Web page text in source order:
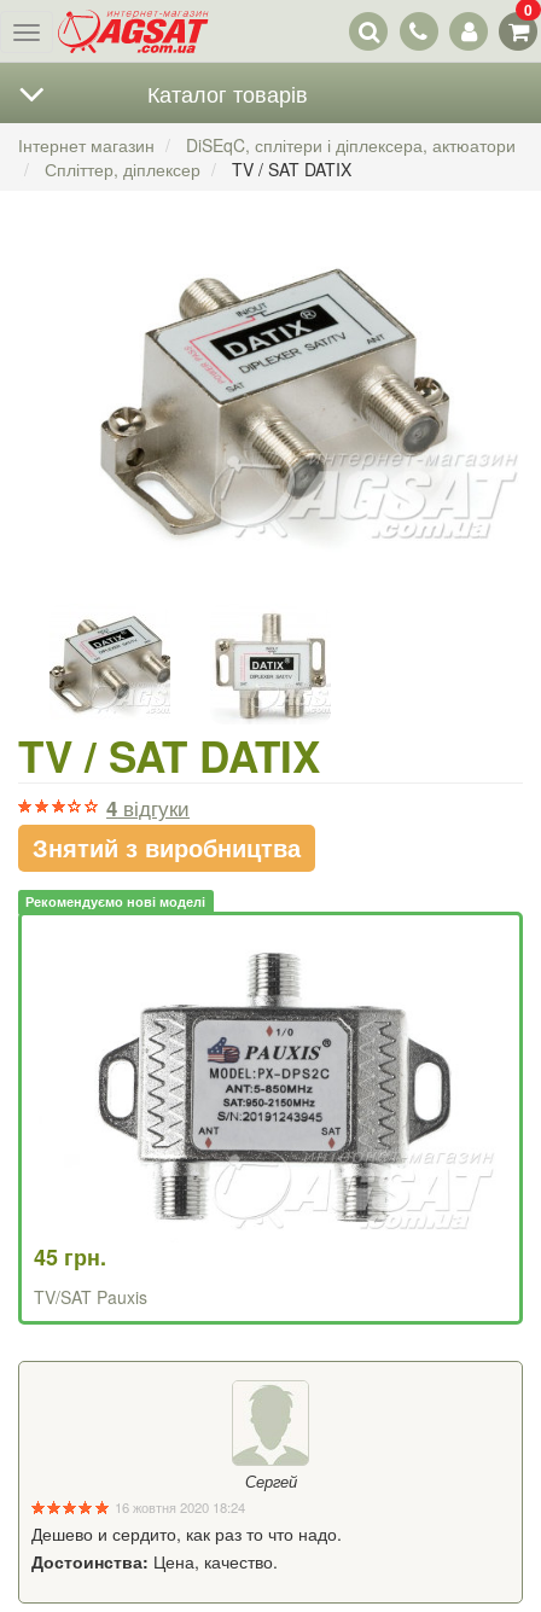
Меню
Наші
контакти
0
Каталог товарів
Інтернет магазин
DiSEqC, сплітери і діплексера, актюатори
Спліттер, діплексер
TV / SAT DATIX
TV / SAT DATIX
4 відгуки
Знятий з виробництва
Рекомендуємо нові моделі
45 грн.
TV/SAT Pauxis
Сергей
16 жовтня 2020 18:24
Дешево и сердито, как раз то что надо.
Достоинства: Цена, качество.